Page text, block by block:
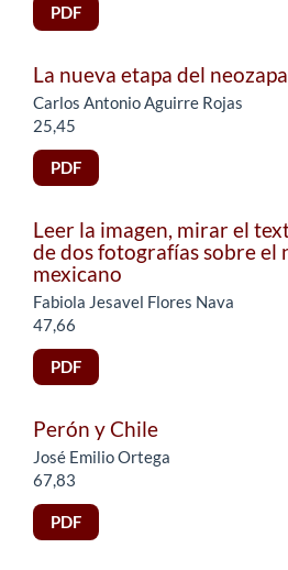
PDF
La nueva etapa del
Carlos Antonio Aguirre Rojas
25,45
PDF
Leer la imagen, mirar el
de dos fotografías sobre el
mexicano
Fabiola Jesavel Flores Nava
47,66
PDF
Perón y Chile
José Emilio Ortega
67,83
PDF